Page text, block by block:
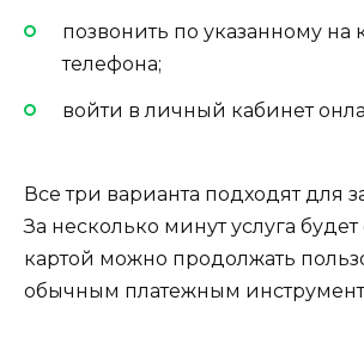
позвонить по указанному на
телефона;
войти в личный кабинет
Все три варианта подходят для
За несколько минут услуга
картой можно продолжать
обычным платежным